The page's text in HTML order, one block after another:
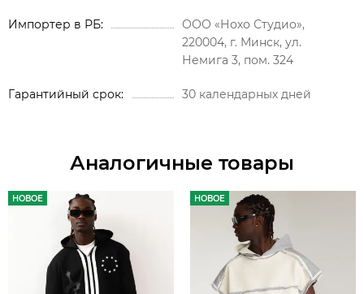
Импортер в РБ
ООО «Нохо Студио»,
220004, г. Минск, ул.
Немига 3, пом. 324
Гарантийный срок 30 календарных дней
Аналогичные товары
НОВОЕ НОВОЕ